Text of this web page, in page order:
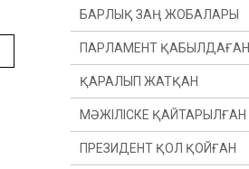
БАРЛЫҚ ЗАҢ ЖОБАЛАРЫ
ПАРЛАМЕНТ ҚАБЫЛДАҒАН
ҚАРАЛЫП ЖАТҚАН
МӘЖІЛІСКЕ ҚАЙТАРЫЛҒАН
ПРЕЗИДЕНТ ҚОЛ ҚОЙҒАН